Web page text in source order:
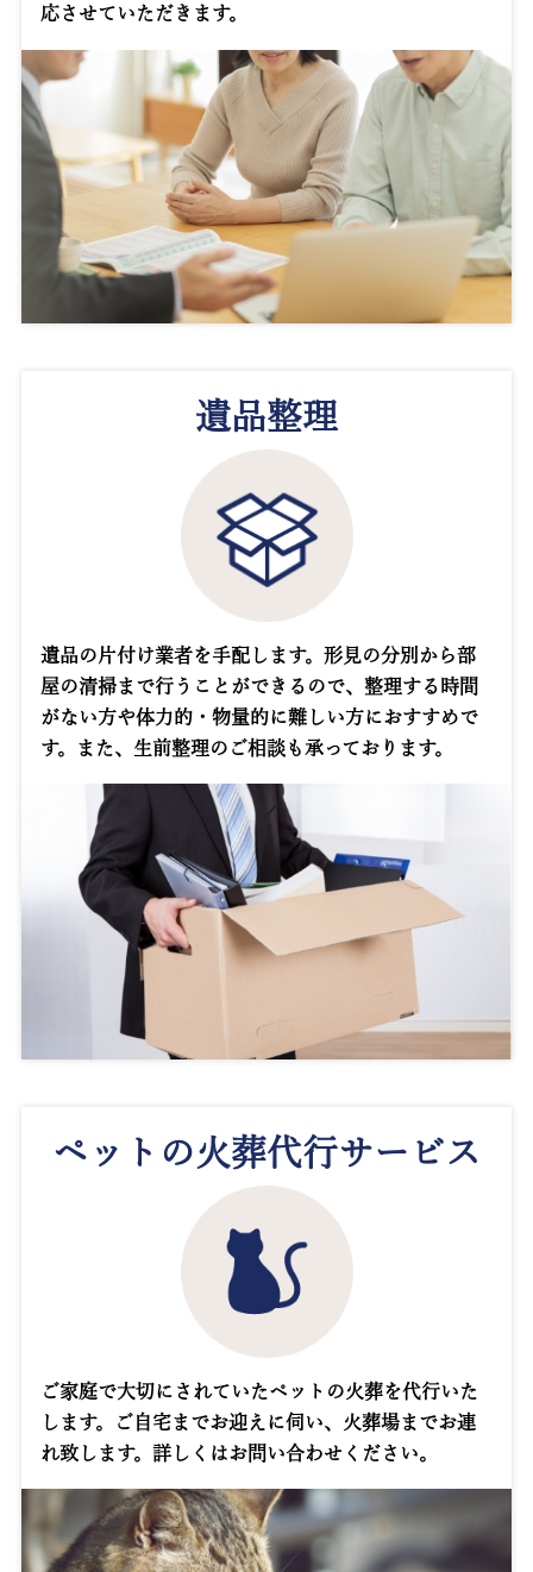
応させていただきます。
遺品整理
遺品の片付け業者を手配します。形見の分別から部
屋の清掃まで行うことができるので、整理する時間
がない方や体力的・物量的に難しい方におすすめで
す。また、生前整理のご相談も承っております。
ペットの火葬代行サービス
ご家庭で大切にされていたペットの火葬を代行いた
します。ご自宅までお迎えに伺い、火葬場までお連
れ致します。詳しくはお問い合わせください。